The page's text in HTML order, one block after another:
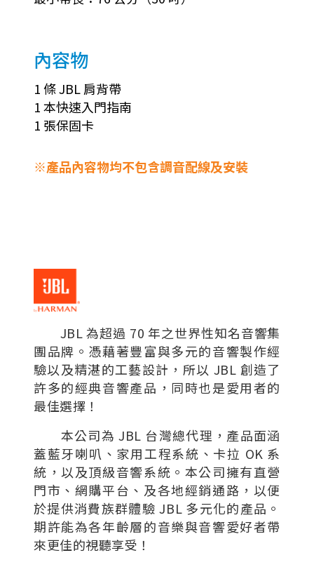
內容物
1 條 JBL 肩背帶
1 本快速入門指南
1 張保固卡
※產品內容物均不包含調音配線及安裝
JBL 為超過 70 年之世界性知名音響集
團品牌。憑藉著豐富與多元的音響製作經
驗以及精湛的工藝設計，所以 JBL 創造了
許多的經典音響產品，同時也是愛用者的
最佳選擇！
本公司為 JBL 台灣總代理，產品面涵
蓋藍牙喇叭、家用工程系統、卡拉 OK 系
統，以及頂級音響系統。本公司擁有直營
門市、網購平台、及各地經銷通路，以便
於提供消費族群體驗 JBL 多元化的產品。
期許能為各年齡層的音樂與音響愛好者帶
來更佳的視聽享受！